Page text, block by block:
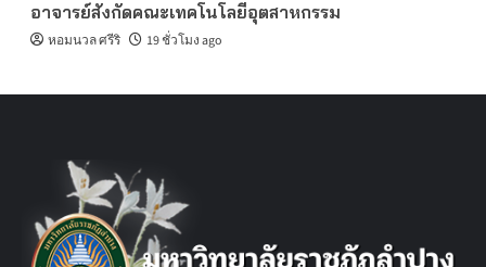
อาจารย์สังกัดคณะเทคโนโลยีอุตสาหกรรม
หอมนวล ศรีริ 19 ชั่วโมง ago